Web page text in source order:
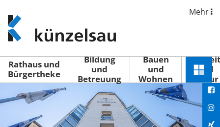
www.kuenzelsau.de
(zur
Startseite)
Mehr
Rathaus und
Bürgertheke
Bildung
und
Betreuung
Bauen
und
Wohnen
Freizeit
und
Kultur
Menü